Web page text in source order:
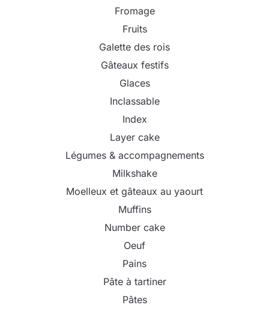
Fromage
Fruits
Galette des rois
Gâteaux festifs
Glaces
Inclassable
Index
Layer cake
Légumes & accompagnements
Milkshake
Moelleux et gâteaux au yaourt
Muffins
Number cake
Oeuf
Pains
Pâte à tartiner
Pâtes